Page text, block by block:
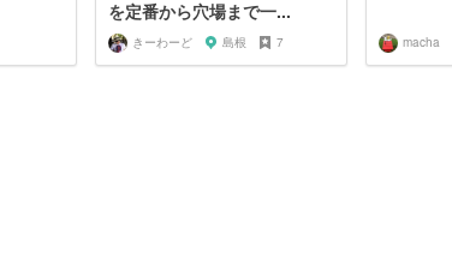
を定番から穴場まで一...
きーわーど 島根 7 macha